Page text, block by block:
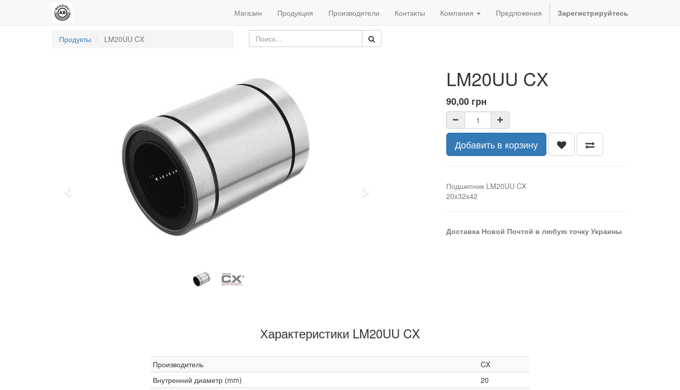
Магазин Продукция Производители Контакты Компания Предложения Зарегистрируйтесь
Продукты LM20UU CX
Next
LM20UU CX
90,00 грн
Добавить в корзину
Подшипник LM20UU CX
20x32x42
Доставка Новой Почтой в любую точку Украины
Характеристики LM20UU CX
Производитель
CX
Внутренний диаметр (mm)
20